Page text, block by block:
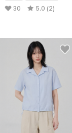
30 5.0 (2)